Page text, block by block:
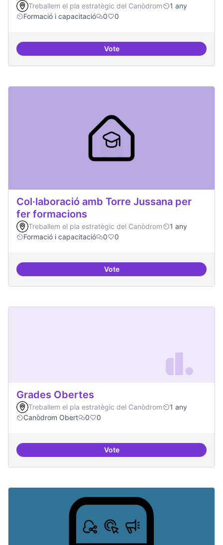
Treballem el pla estratègic del Canòdrom
1 any
Formació i capacitació
0 0
VoteTallers de col·laboració
Col·laboració amb Torre Jussana per
fer formacions
Treballem el pla estratègic del Canòdrom
1 any
Formació i capacitació
0 0
VoteCol·laboració amb Torre
Grades Obertes
Treballem el pla estratègic del Canòdrom
1 any
Canòdrom Obert
0 0
VoteGrades Obertes